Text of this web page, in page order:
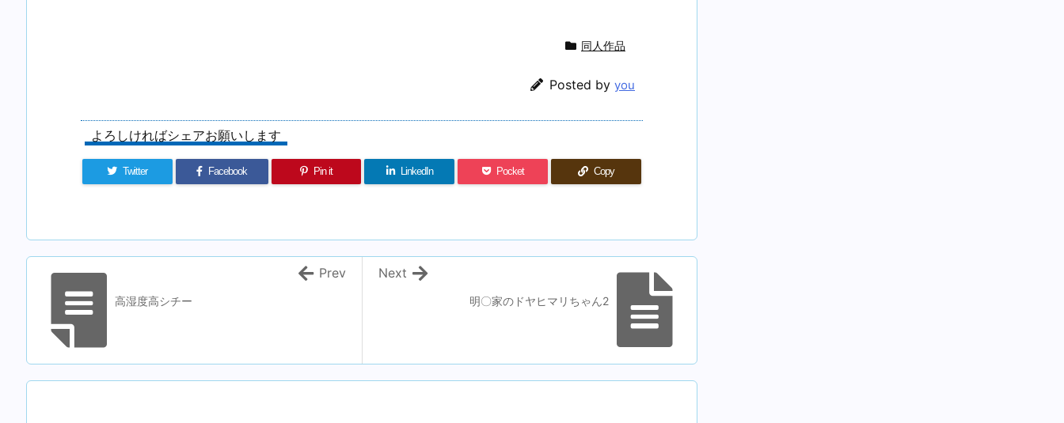
同人作品
Posted by you
よろしければシェアお願いします
Twitter Facebook Pin it LinkedIn Pocket Copy
明〇家のドヤヒマリちゃん2
Next
高湿度高シチー
Prev